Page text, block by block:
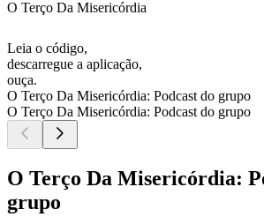
O Terço Da Misericórdia
Leia o código,
descarregue a aplicação,
ouça.
O Terço Da Misericórdia: Podcast do grupo
O Terço Da Misericórdia: Podcast do grupo
O Terço Da Misericórdia:
grupo